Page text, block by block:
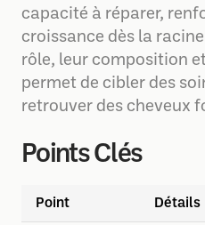
capacité à réparer,
croissance dès la
rôle, leur composition
permet de cibler des
retrouver des cheveux
Points Clés
Point Détails